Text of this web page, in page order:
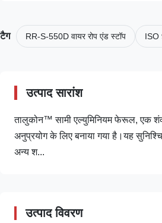
टैग RR-S-550D वायर रोप एंड स्टॉप ISO
उत्पाद सारांश
तालुकोन™ सामी एल्युमिनियम फेरूल, एक
अनुप्रयोग के लिए बनाया गया है।यह
अन्य श...
उत्पाद विवरण